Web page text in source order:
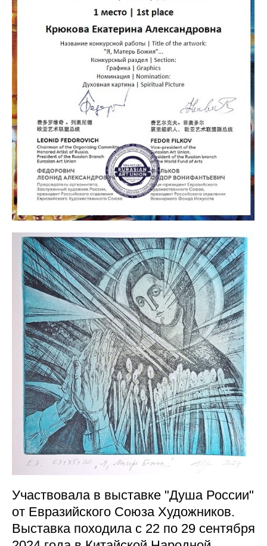
Участвовала в выставке "Душа России"
от Евразийского Союза Художников.
Выставка походила с 22 по 29 сентября